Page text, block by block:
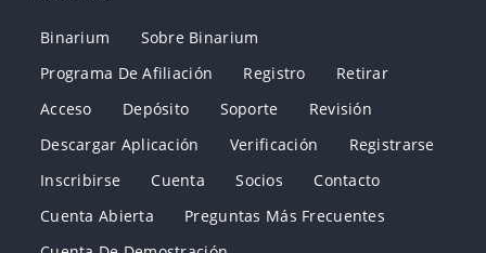
Binarium
Sobre Binarium
Programa De Afiliación
Registro
Retirar
Acceso
Depósito Soporte
Revisión
Descargar Aplicación
Verificación
Registrarse
Inscribirse
Cuenta Socios
Contacto
Cuenta Abierta
Preguntas Más Frecuentes